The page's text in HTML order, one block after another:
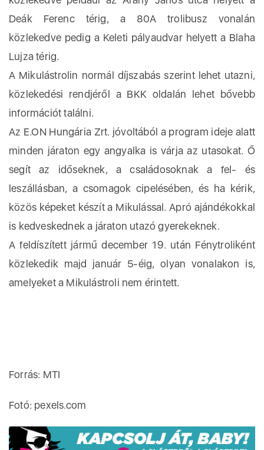
Deák Ferenc térig, a 80A trolibusz vonalán
közlekedve pedig a Keleti pályaudvar helyett a Blaha
Lujza térig.
A Mikulástrolin normál díjszabás szerint lehet utazni,
közlekedési rendjéről a BKK oldalán lehet bővebb
információt találni.
Az E.ON Hungária Zrt. jóvoltából a program ideje alatt
minden járaton egy angyalka is várja az utasokat. Ő
segít az időseknek, a családosoknak a fel- és
leszállásban, a csomagok cipelésében, és ha kérik,
közös képeket készít a Mikulással. Apró ajándékokkal
is kedveskednek a járaton utazó gyerekeknek.
A feldíszített jármű december 19. után Fénytroliként
közlekedik majd január 5-éig, olyan vonalakon is,
amelyeket a Mikulástroli nem érintett.
Forrás: MTI
Fotó: pexels.com